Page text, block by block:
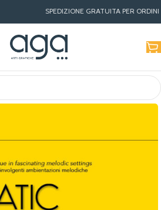
SPEDIZIONE GRATUITA PER ORDINI SUPERIORI